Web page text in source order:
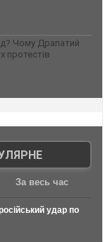
Чому Драпатий
протестів
За весь час
удар по